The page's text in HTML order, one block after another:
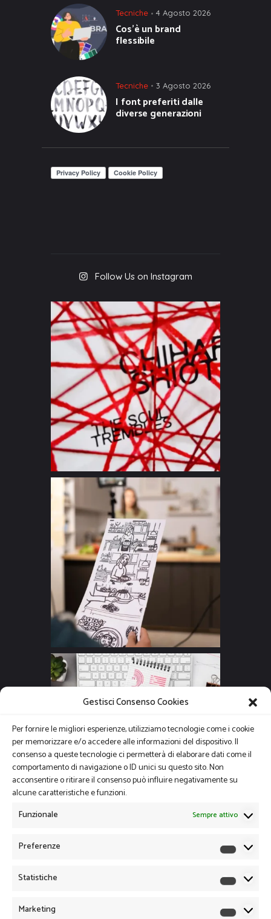
Gestisci Consenso Cookies
Per fornire le migliori esperienze, utilizziamo tecnologie come i cookie
per memorizzare e/o accedere alle informazioni del dispositivo. Il
consenso a queste tecnologie ci permetterà di elaborare dati come il
comportamento di navigazione o ID unici su questo sito. Non
acconsentire o ritirare il consenso può influire negativamente su
alcune caratteristiche e funzioni.
Funzionale
Sempre attivo
Preferenze
Statistiche
Marketing
Tecniche 4 Agosto 2026
Cos’è un brand
flessibile
Tecniche 3 Agosto 2026
I font preferiti dalle
diverse generazioni
Follow Us on Instagram